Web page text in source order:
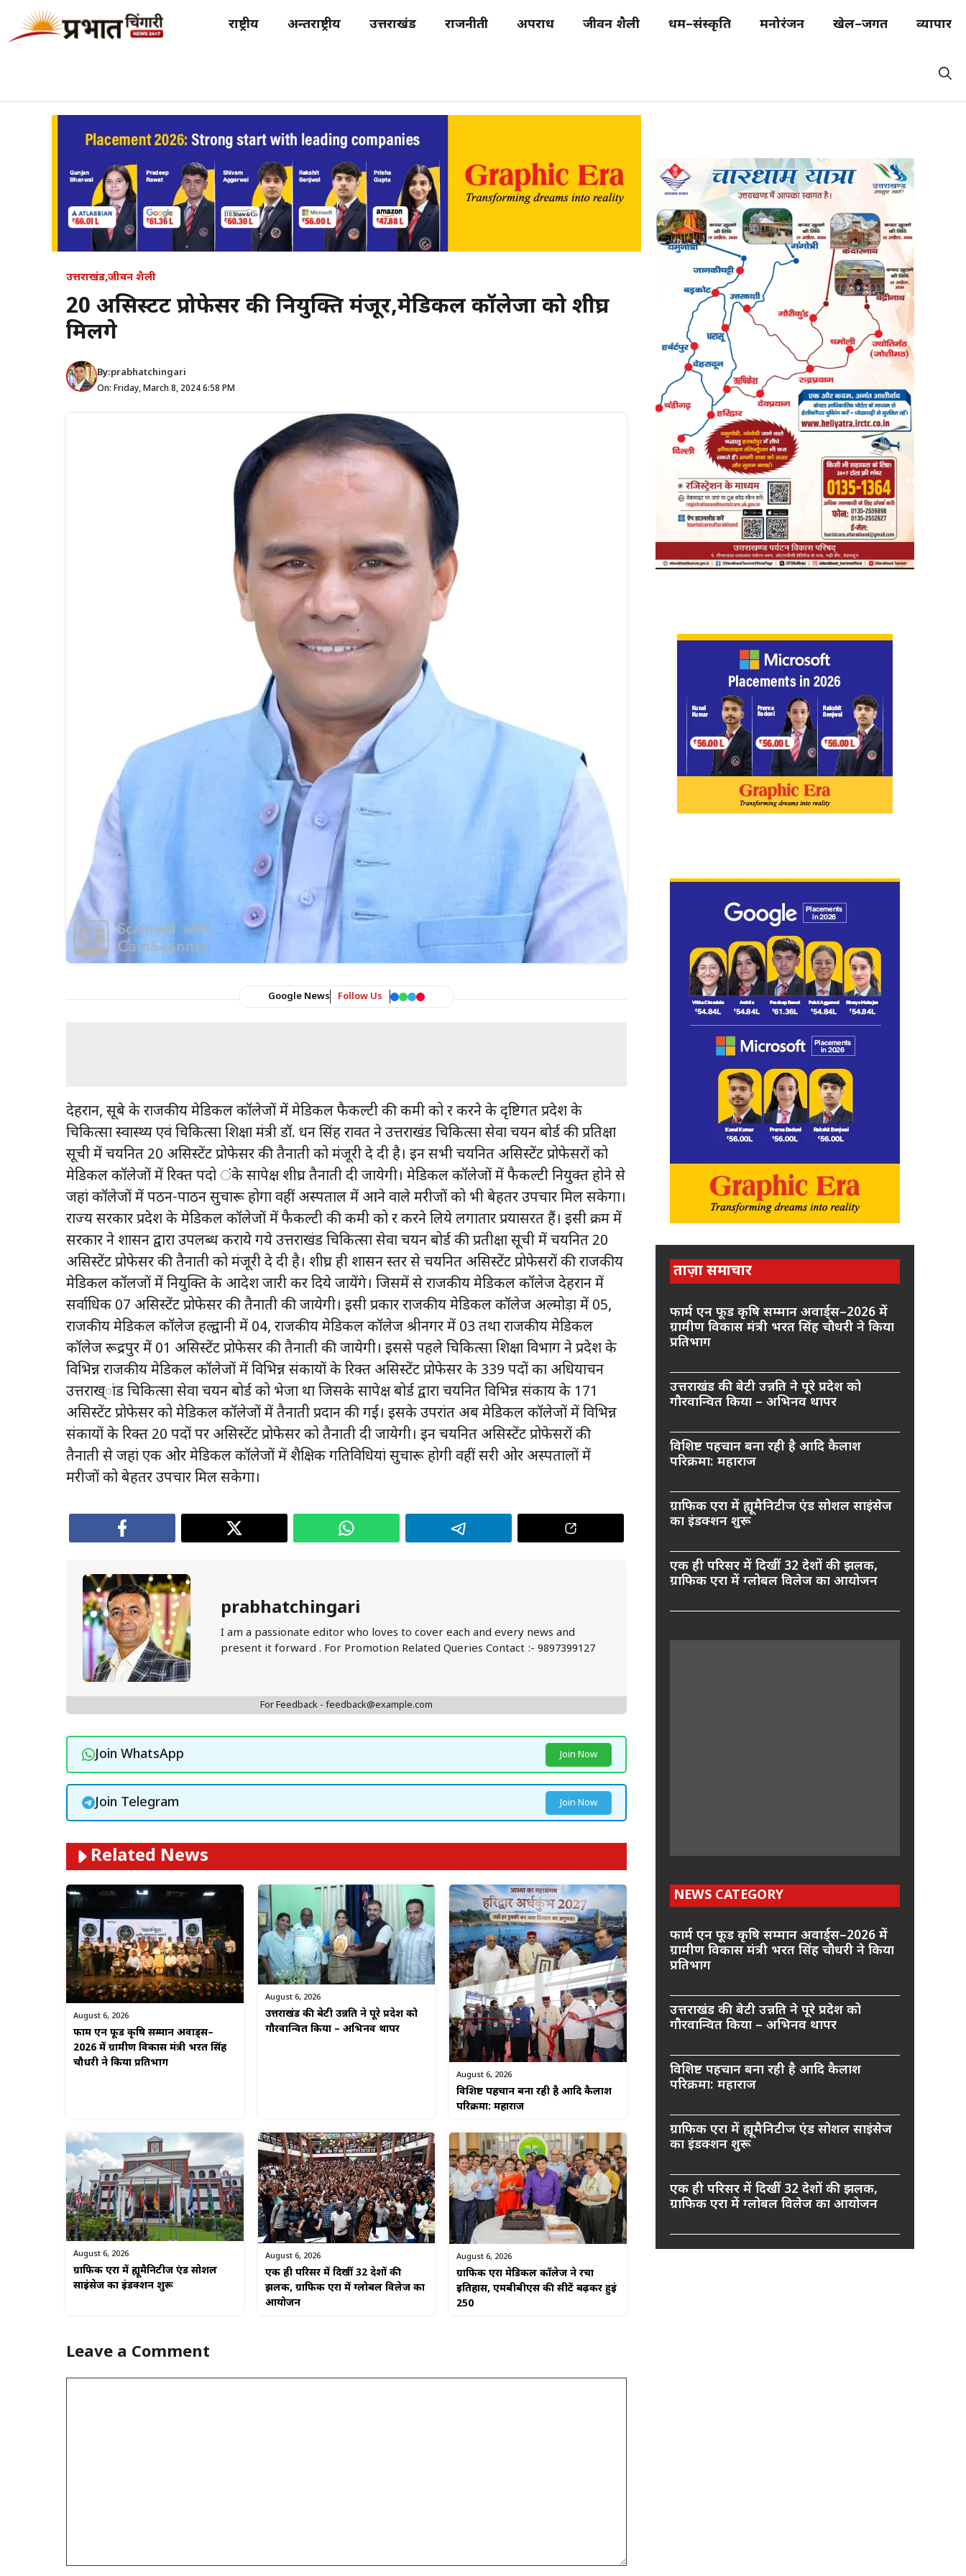
राष्ट्रीय अन्तर्राष्ट्रीय उत्तराखंड राजनीती अपराध जीवन शैली धर्म–संस्कृति मनोरंजन खेल–जगत व्यापार
उत्तराखंड,जीवन शैली
20 असिस्टेंट प्रोफेसर की नियुक्ति मंजूर,मेडिकल कॉलेजों को शीघ्र
मिलेंगे
By:prabhatchingari
On: Friday, March 8, 2024 6:58 PM
Google News Follow Us
देहरादून, सूबे के राजकीय मेडिकल कॉलेजों में मेडिकल फैकल्टी की कमी को दूर करने के दृष्टिगत प्रदेश के
चिकित्सा स्वास्थ्य एवं चिकित्सा शिक्षा मंत्री डॉ. धन सिंह रावत ने उत्तराखंड चिकित्सा सेवा चयन बोर्ड की प्रतिक्षा
सूची में चयनित 20 असिस्टेंट प्रोफेसर की तैनाती को मंजूरी दे दी है। इन सभी चयनित असिस्टेंट प्रोफेसरों को
मेडिकल कॉलेजों में रिक्त पदो ंके सापेक्ष शीघ्र तैनाती दी जायेगी। मेडिकल कॉलेजों में फैकल्टी नियुक्त होने से
जहां कॉलेजों में पठन-पाठन सुचारू होगा वहीं अस्पताल में आने वाले मरीजों को भी बेहतर उपचार मिल सकेगा।
राज्य सरकार प्रदेश के मेडिकल कॉलेजों में फैकल्टी की कमी को दूर करने लिये लगातार प्रयासरत हैं। इसी क्रम में
सरकार ने शासन द्वारा उपलब्ध कराये गये उत्तराखंड चिकित्सा सेवा चयन बोर्ड की प्रतीक्षा सूची में चयनित 20
असिस्टेंट प्रोफेसर की तैनाती को मंजूरी दे दी है। शीघ्र ही शासन स्तर से चयनित असिस्टेंट प्रोफेसरों की राजकीय
मेडिकल कॉलजों में नियुक्ति के आदेश जारी कर दिये जायेंगे। जिसमें से राजकीय मेडिकल कॉलेज देहरादून में
सर्वाधिक 07 असिस्टेंट प्रोफेसर की तैनाती की जायेगी। इसी प्रकार राजकीय मेडिकल कॉलेज अल्मोड़ा में 05,
राजकीय मेडिकल कॉलेज हल्द्वानी में 04, राजकीय मेडिकल कॉलेज श्रीनगर में 03 तथा राजकीय मेडिकल
कॉलेज रूद्रपुर में 01 असिस्टेंट प्रोफेसर की तैनाती की जायेगी। इससे पहले चिकित्सा शिक्षा विभाग ने प्रदेश के
विभिन्न राजकीय मेडिकल कॉलेजों में विभिन्न संकायों के रिक्त असिस्टेंट प्रोफेसर के 339 पदों का अधियाचन
उत्तराख्ांड चिकित्सा सेवा चयन बोर्ड को भेजा था जिसके सापेक्ष बोर्ड द्वारा चयनित विभिन्न संकाय के 171
असिस्टेंट प्रोफेसर को मेडिकल कॉलेजों में तैनाती प्रदान की गई। इसके उपरांत अब मेडिकल कॉलेजों में विभिन्न
संकायों के रिक्त 20 पदों पर असिस्टेंट प्रोफेसर को तैनाती दी जायेगी। इन चयनित असिस्टेंट प्रोफेसरों की
तैनाती से जहां एक ओर मेडिकल कॉलेजों में शैक्षिक गतिविधियां सुचारू होगी वहीं दूसरी ओर अस्पतालों में
मरीजों को बेहतर उपचार मिल सकेगा।
prabhatchingari
I am a passionate editor who loves to cover each and every news and
present it forward . For Promotion Related Queries Contact :- 9897399127
For Feedback - feedback@example.com
Join WhatsApp Join Now
Join Telegram Join Now
Related News
August 6, 2026
फार्म एन फूड कृषि सम्मान अवार्ड्स–
2026 में ग्रामीण विकास मंत्री भरत सिंह
चौधरी ने किया प्रतिभाग
August 6, 2026
उत्तराखंड की बेटी उन्नति ने पूरे प्रदेश को
गौरवान्वित किया – अभिनव थापर
August 6, 2026
विशिष्ट पहचान बना रही है आदि कैलाश
परिक्रमा: महाराज
August 6, 2026
ग्राफिक एरा में ह्यूमैनिटीज एंड सोशल
साइंसेज का इंडक्शन शुरू
August 6, 2026
एक ही परिसर में दिखीं 32 देशों की
झलक, ग्राफिक एरा में ग्लोबल विलेज का
आयोजन
August 6, 2026
ग्राफिक एरा मेडिकल कॉलेज ने रचा
इतिहास, एमबीबीएस की सीटें बढ़कर हुईं
250
Leave a Comment
ताज़ा समाचार
फार्म एन फूड कृषि सम्मान अवार्ड्स–2026 में
ग्रामीण विकास मंत्री भरत सिंह चौधरी ने किया
प्रतिभाग
उत्तराखंड की बेटी उन्नति ने पूरे प्रदेश को
गौरवान्वित किया – अभिनव थापर
विशिष्ट पहचान बना रही है आदि कैलाश
परिक्रमा: महाराज
ग्राफिक एरा में ह्यूमैनिटीज एंड सोशल साइंसेज
का इंडक्शन शुरू
एक ही परिसर में दिखीं 32 देशों की झलक,
ग्राफिक एरा में ग्लोबल विलेज का आयोजन
NEWS CATEGORY
फार्म एन फूड कृषि सम्मान अवार्ड्स–2026 में
ग्रामीण विकास मंत्री भरत सिंह चौधरी ने किया
प्रतिभाग
उत्तराखंड की बेटी उन्नति ने पूरे प्रदेश को
गौरवान्वित किया – अभिनव थापर
विशिष्ट पहचान बना रही है आदि कैलाश
परिक्रमा: महाराज
ग्राफिक एरा में ह्यूमैनिटीज एंड सोशल साइंसेज
का इंडक्शन शुरू
एक ही परिसर में दिखीं 32 देशों की झलक,
ग्राफिक एरा में ग्लोबल विलेज का आयोजन